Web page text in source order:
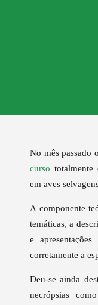
No mês passado
curso totalmente
em aves
A componente
temáticas, a
e
corretamente a
Deu-se ainda
necrópsias